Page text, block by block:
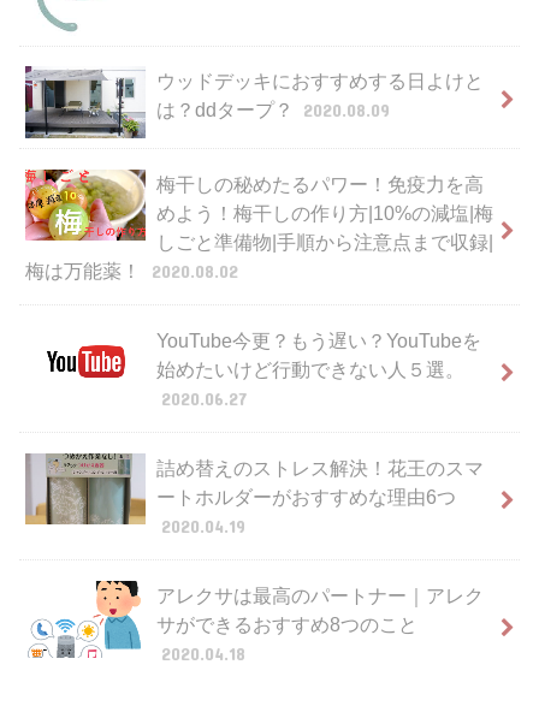
ウッドデッキにおすすめする日よけと
は？ddタープ？
2020.08.09
梅干しの秘めたるパワー！免疫力を高
めよう！梅干しの作り方|10%の減塩|梅
しごと準備物|手順から注意点まで収録|
梅は万能薬！
2020.08.02
YouTube今更？もう遅い？YouTubeを
始めたいけど行動できない人５選。
2020.06.27
詰め替えのストレス解決！花王のスマ
ートホルダーがおすすめな理由6つ
2020.04.19
アレクサは最高のパートナー｜アレク
サができるおすすめ8つのこと
2020.04.18